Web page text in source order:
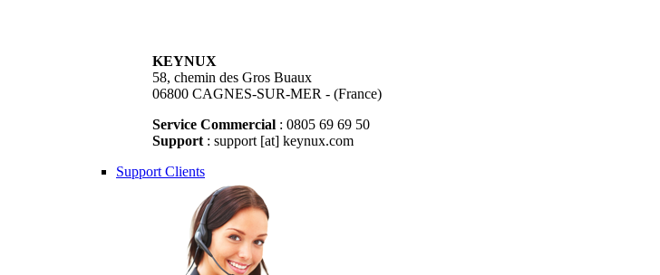
KEYNUX
58, chemin des Gros Buaux
06800 CAGNES-SUR-MER - (France)
Service Commercial : 0805 69 69 50
Support : support [at] keynux.com
Support Clients